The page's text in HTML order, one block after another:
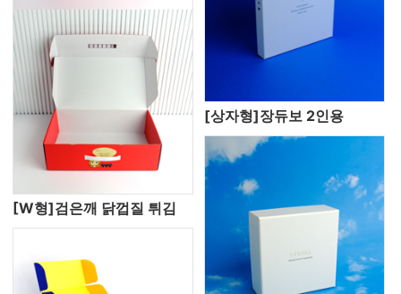
[W형]검은깨 닭껍질 튀김
[상자형]장듀보 2인용